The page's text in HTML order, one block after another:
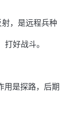
，是远程兵种
好战斗。
用是探路，后期